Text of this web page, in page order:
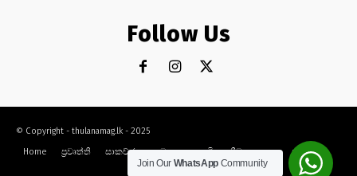
Follow Us
© Copyright - thulanamag.lk - 2025
Home
ප්‍රවෘත්ති සාකච්ඡා නවකතා කවි ක්‍රීඩා කලා සංචාර
Join Our WhatsAppCommunity